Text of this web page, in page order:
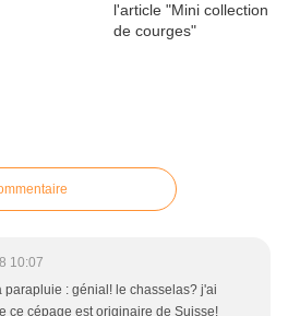
10:07
parapluie : génial! le chasselas? j'ai
ce cépage est originaire de Suisse!